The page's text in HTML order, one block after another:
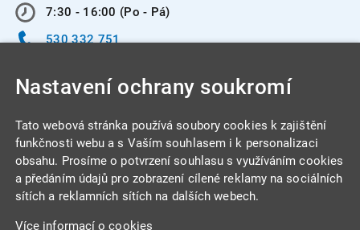
7:30 - 16:00 (Po - Pá)
530 332 751
INTEGRA CENTRUM s.r.o.
Jabloňová 662/7
Nastavení ochrany soukromí
Tato webová stránka používá soubory cookies k zajištění
funkčnosti webu a s Vaším souhlasem i k personalizaci
obsahu. Prosíme o potvrzení souhlasu s využíváním cookies
a předáním údajů pro zobrazení cílené reklamy na sociálních
sítích a reklamních sítích na dalších webech.
Více informací o cookies